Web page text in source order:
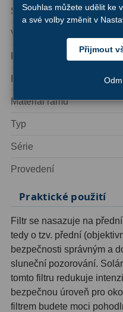
Příslušenství
Redukce 1,25" a 2"
Ostatní
Montáže93
Azimutální AZ5
Paralaktické EQ19
Fotografické montáže5
Stativy a pilíře 3
Objímky10
Světelný průměr (mm)
Vnější průměr (mm)
Rozsah nasazení (mm)
Materiál rámu
Typ
Série
Provedení
Praktické použití
Filtr se nasazuje na
tedy o tzv. přední
bezpečnosti správným a
sluneční pozorování.
tomto filtru redukuje
bezpečnou úroveň pro
filtrem budete moci
Souhlas můžete udělit ke
a své volby změnit v
Přijmout